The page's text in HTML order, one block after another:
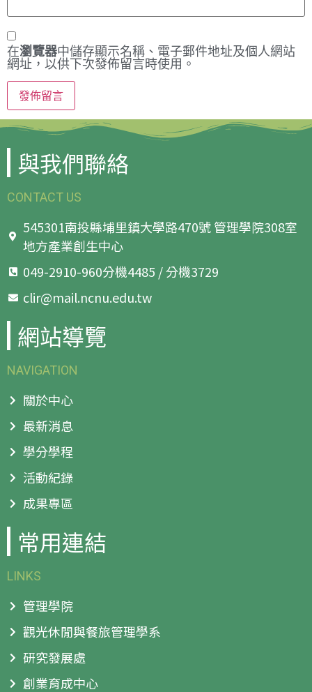
在瀏覽器中儲存顯示名稱、電子郵件地址及個人網站
網址，以供下次發佈留言時使用。
與我們聯絡
CONTACT US
545301南投縣埔里鎮大學路470號 管理學院308室
地方產業創生中心
049-2910-960分機4485 / 分機3729
clir@mail.ncnu.edu.tw
網站導覽
NAVIGATION
關於中心
最新消息
學分學程
活動紀錄
成果專區
常用連結
LINKS
管理學院
觀光休閒與餐旅管理學系
研究發展處
創業育成中心